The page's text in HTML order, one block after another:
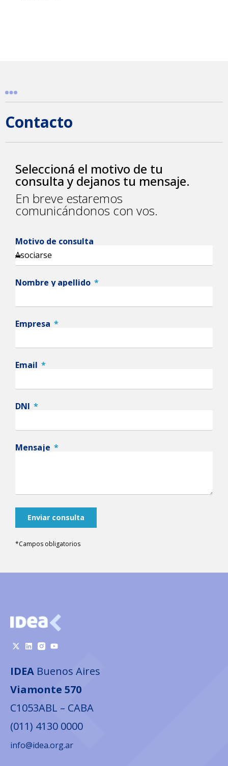
Contacto
Seleccioná el motivo de tu
consulta y dejanos tu mensaje.
En breve estaremos
comunicándonos con vos.
Motivo de consulta
Nombre y apellido
Empresa
Email
DNI
Mensaje
Enviar consulta
*Campos obligatorios
IDEA Buenos Aires
Viamonte 570
C1053ABL – CABA
(011) 4130 0000
info@idea.org.ar